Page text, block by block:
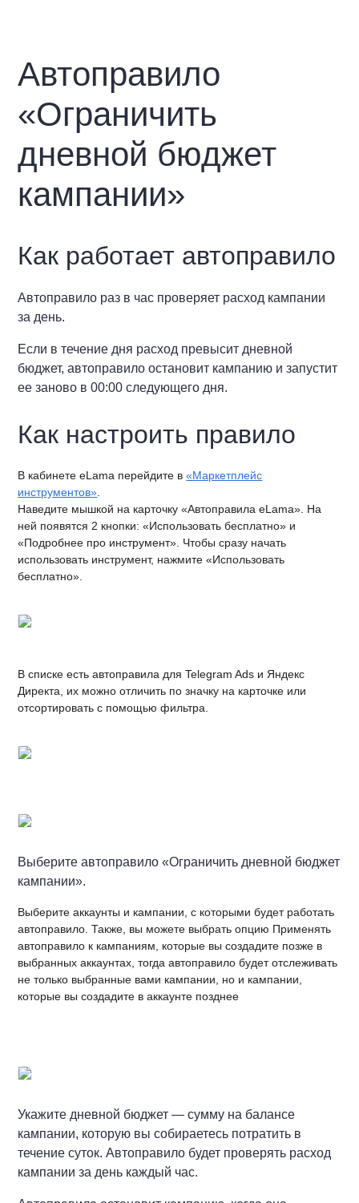
Автоправило
«Ограничить
дневной бюджет
кампании»
Как работает автоправило
Автоправило раз в час проверяет расход кампании
за день.
Если в течение дня расход превысит дневной
бюджет, автоправило остановит кампанию и запустит
ее заново в 00:00 следующего дня.
Как настроить правило
В кабинете eLama перейдите в«Маркетплейс
инструментов»
Наведите мышкой на карточку «Автоправила eLama» . На
ней появятся 2 кнопки: «Использовать бесплатно» и
«Подробнее про инструмент». Чтобы сразу начать
использовать инструмент, нажмите «Использовать
бесплатно».
В списке есть автоправила для Telegram Ads и Яндекс
Директа, их можно отличить по значку на карточке или
отсортировать с помощью фильтра.
Выберите автоправило «Ограничить дневной бюджет
кампании».
Выберите аккаунты и кампании, с которыми будет работать
автоправило. Также, вы можете выбрать опцию Применять
автоправило к кампаниям, которые вы создадите позже в
выбранных аккаунтах, тогда автоправило будет отслеживать
не только выбранные вами кампании, но и кампании,
которые вы создадите в аккаунте позднее
Укажите дневной бюджет — сумму на балансе
кампании, которую вы собираетесь потратить в
течение суток. Автоправило будет проверять расход
кампании за день каждый час.